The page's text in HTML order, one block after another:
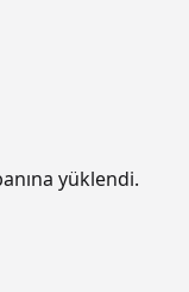
yüklendi.